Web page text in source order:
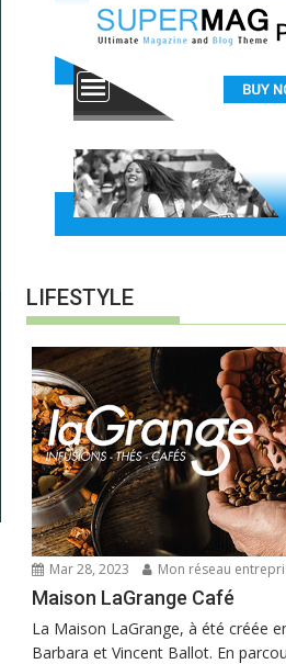
LIFESTYLE
Mar 28, 2023 Mon réseau
Maison LaGrange Café
La Maison LaGrange, à été créée
Barbara et Vincent Ballot. En